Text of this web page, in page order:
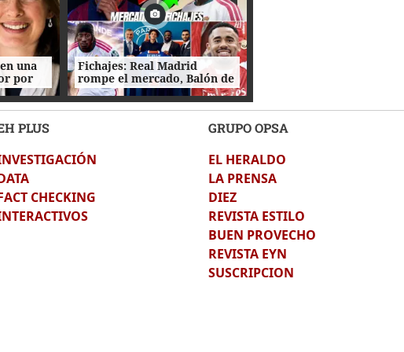
una
por
Fichajes: Real Madrid
rompe el mercado, Balón de
Oro rechaza a Florentino
para ir al Barça y catrachos
son noticia
PLUS
CHECKING
GRUPO OPSA
EL HERALDO
LA PRENSA
DIEZ
REVISTA ESTILO
BUEN PROVECHO
REVISTA EYN
SUSCRIPCION